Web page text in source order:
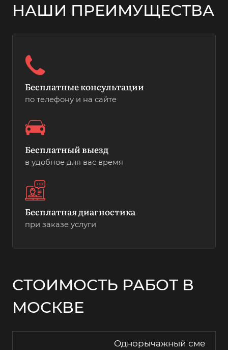
НАШИ ПРЕИМУЩЕСТВА
Бесплатные консультации
по телефону и на сайте
Бесплатный выезд
в удобное для вас время
Бесплатная диагностика
при заказе услуги
СТОИМОСТЬ РАБОТ В
МОСКВЕ
Однорычажный сме